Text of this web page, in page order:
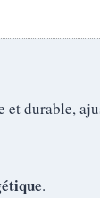
et durable,
.